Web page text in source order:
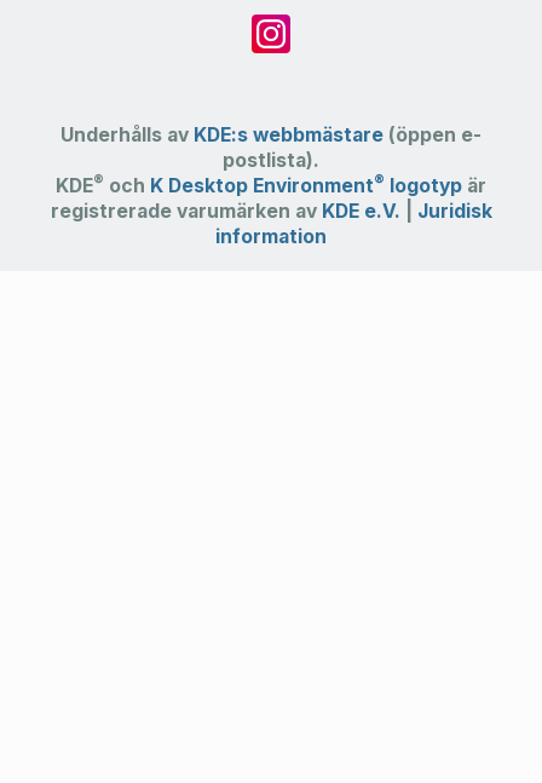
Underhålls av KDE:s webbmästare (öppen e-
postlista).
KDE® och K Desktop Environment® logotyp är
registrerade varumärken av KDE e.V.
Juridisk
information